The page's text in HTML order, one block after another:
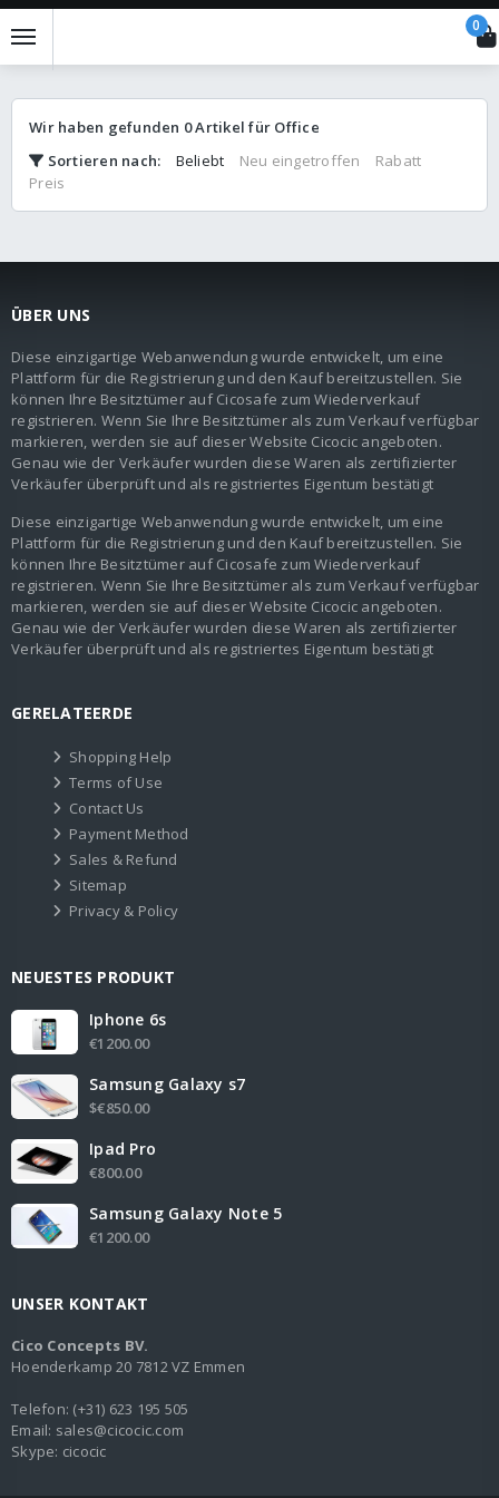
0
Wir haben gefunden 0Artikel für Office
Sortieren nach: Beliebt Neu eingetroffen
Rabatt
Preis
ÜBER UNS
Diese einzigartige Webanwendung wurde entwickelt, um eine
Plattform für die Registrierung und den Kauf bereitzustellen. Sie
können Ihre Besitztümer auf Cicosafe zum Wiederverkauf
registrieren. Wenn Sie Ihre Besitztümer als zum Verkauf verfügbar
markieren, werden sie auf dieser Website Cicocic angeboten.
Genau wie der Verkäufer wurden diese Waren als zertifizierter
Verkäufer überprüft und als registriertes Eigentum bestätigt
Diese einzigartige Webanwendung wurde entwickelt, um eine
Plattform für die Registrierung und den Kauf bereitzustellen. Sie
können Ihre Besitztümer auf Cicosafe zum Wiederverkauf
registrieren. Wenn Sie Ihre Besitztümer als zum Verkauf verfügbar
markieren, werden sie auf dieser Website Cicocic angeboten.
Genau wie der Verkäufer wurden diese Waren als zertifizierter
Verkäufer überprüft und als registriertes Eigentum bestätigt
GERELATEERDE
Shopping Help
Terms of Use
Contact Us
Payment Method
Sales & Refund
Sitemap
Privacy & Policy
NEUESTES PRODUKT
Iphone 6s
€1200.00
Samsung Galaxy s7
$€850.00
Ipad Pro
€800.00
Samsung Galaxy Note 5
€1200.00
UNSER KONTAKT
Cico Concepts BV.
Hoenderkamp 20 7812 VZ Emmen
Telefon: (+31) 623 195 505
Email: sales@cicocic.com
Skype: cicocic